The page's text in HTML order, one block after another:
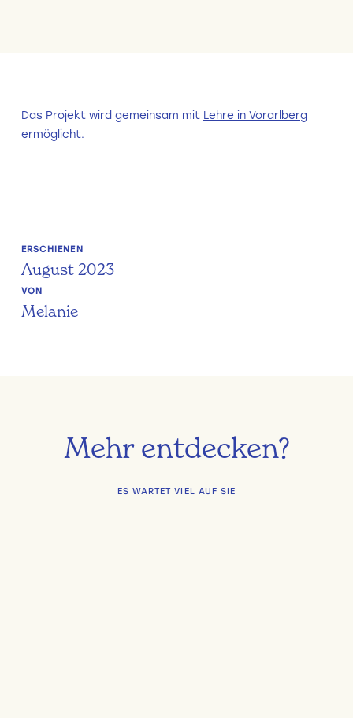
Das Projekt wird gemeinsam mit Lehre in Vorarlberg
ermöglicht.
ERSCHIENEN
August 2023
VON
Melanie
Mehr entdecken?
ES WARTET VIEL AUF SIE